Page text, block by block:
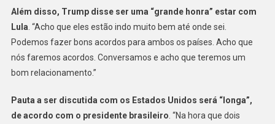
Além disso, Trump disse ser uma “grande honra” estar com
Lula. “Acho que eles estão indo muito bem até onde sei.
Podemos fazer bons acordos para ambos os países. Acho que
nós faremos acordos. Conversamos e acho que teremos um
bom relacionamento.”
Pauta a ser discutida com os Estados Unidos será “longa”,
de acordo com o presidente brasileiro. “Na hora que dois